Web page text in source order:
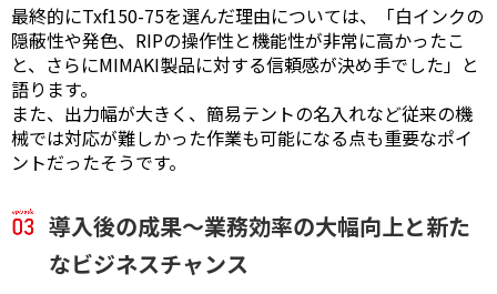
最終的にTxf150-75を選んだ理由については、「白インクの
隠蔽性や発色、RIPの操作性と機能性が非常に高かったこ
と、さらにMIMAKI製品に対する信頼感が決め手でした」と
語ります。
また、出力幅が大きく、簡易テントの名入れなど従来の機
械では対応が難しかった作業も可能になる点も重要なポイ
ントだったそうです。
導入後の成果～業務効率の大幅向上と新た
なビジネスチャンス